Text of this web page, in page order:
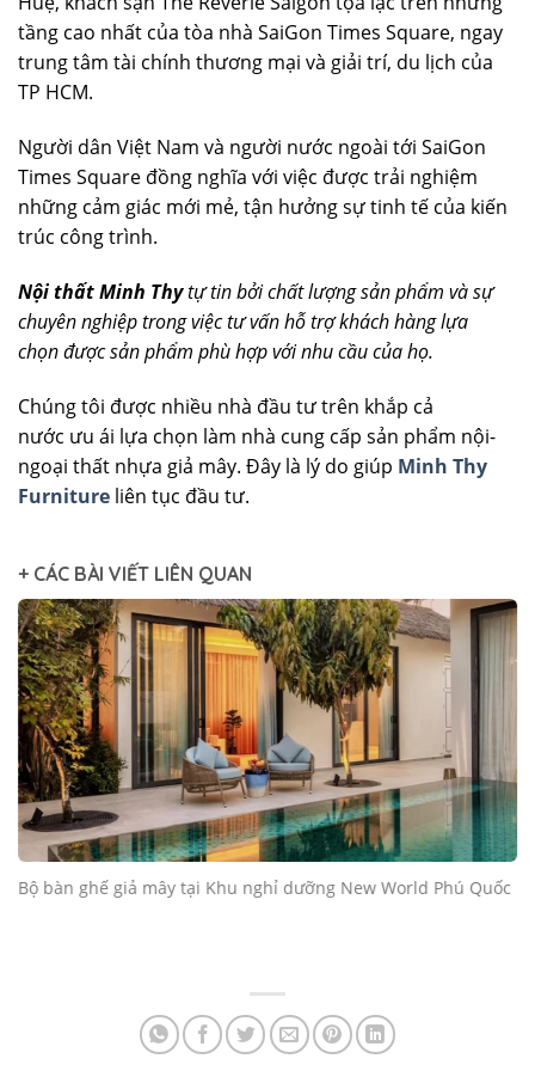
tầng cao nhất của tòa nhà SaiGon Times Square, ngay
trung tâm tài chính thương mại và giải trí, du lịch của
TP HCM.
Người dân Việt Nam và người nước ngoài tới SaiGon
Times Square đồng nghĩa với việc được trải nghiệm
những cảm giác mới mẻ, tận hưởng sự tinh tế của kiến
trúc công trình.
Nội thất Minh Thytự tin bởi chất lượng sản phẩm và sự
chuyên nghiệp trong việc tư vấn hỗ trợ khách hàng lựa
chọn được sản phẩm phù hợp với nhu cầu của họ.
Chúng tôi được nhiều nhà đầu tư trên khắp cả
nước ưu ái lựa chọn làm nhà cung cấp sản phẩm nội-
ngoại thất nhựa giả mây. Đây là lý do giúp Minh Thy
Furniture liên tục đầu tư.
+ CÁC BÀI VIẾT LIÊN QUAN
Bộ bàn ghế giả mây tại Khu nghỉ dưỡng New World Phú Quốc